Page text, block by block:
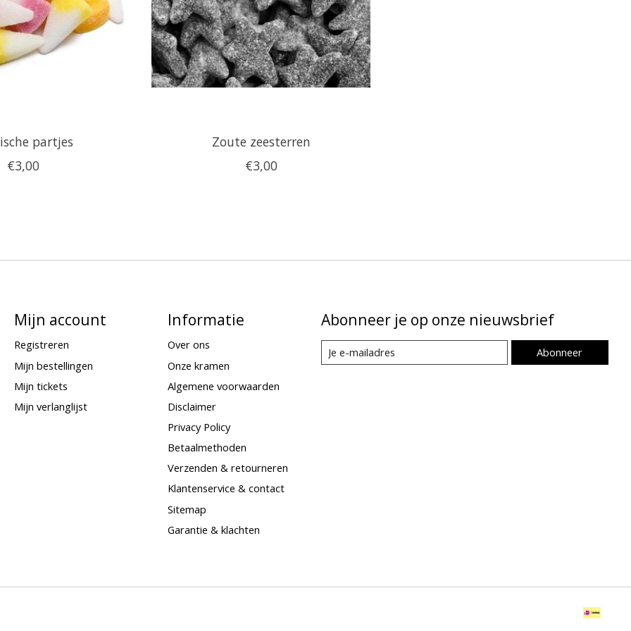
partjes
€3,00
Zoute zeesterren
€3,00
Mijn account
Registreren
Mijn bestellingen
Mijn tickets
Mijn verlanglijst
Informatie
Over ons
Onze kramen
Algemene voorwaarden
Disclaimer
Privacy Policy
Betaalmethoden
Verzenden & retourneren
Klantenservice & contact
Sitemap
Garantie & klachten
Abonneer je op onze nieuwsbrief
Abonneer